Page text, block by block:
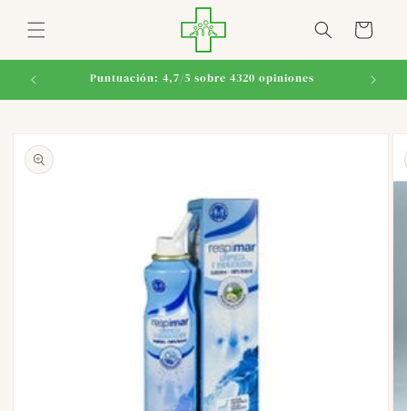
directamente
al contenido
Carrito
Puntuación: 4,7/5 sobre 4320 opiniones
a la
información